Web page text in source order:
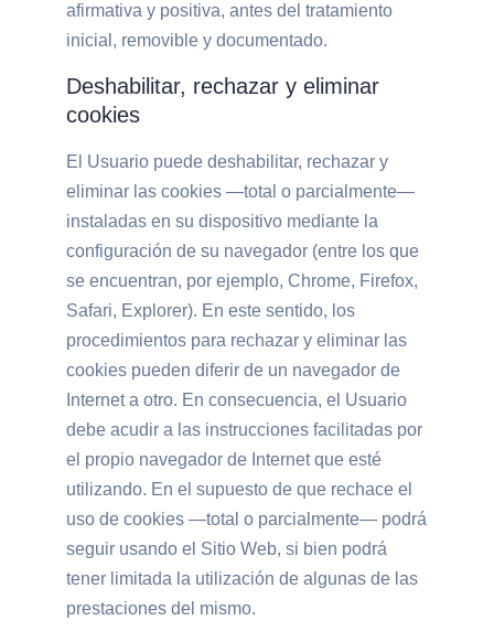
afirmativa y positiva, antes del tratamiento
inicial, removible y documentado.
Deshabilitar, rechazar y eliminar
cookies
El Usuario puede deshabilitar, rechazar y
eliminar las cookies —total o parcialmente—
instaladas en su dispositivo mediante la
configuración de su navegador (entre los que
se encuentran, por ejemplo, Chrome, Firefox,
Safari, Explorer). En este sentido, los
procedimientos para rechazar y eliminar las
cookies pueden diferir de un navegador de
Internet a otro. En consecuencia, el Usuario
debe acudir a las instrucciones facilitadas por
el propio navegador de Internet que esté
utilizando. En el supuesto de que rechace el
uso de cookies —total o parcialmente— podrá
seguir usando el Sitio Web, si bien podrá
tener limitada la utilización de algunas de las
prestaciones del mismo.